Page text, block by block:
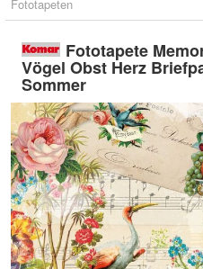
Fototapeten
Fototapete
Vögel Obst Herz
Sommer